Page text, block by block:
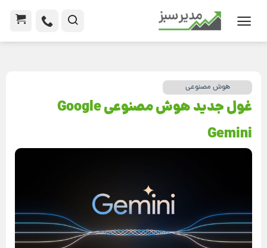
هوش مصنوعی
غول جدید هوش مصنوعی Google
Gemini